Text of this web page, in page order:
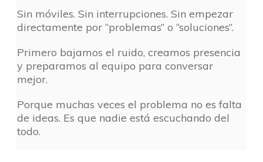
Sin móviles. Sin interrupciones. Sin empezar
directamente por “problemas” o “soluciones”.
Primero bajamos el ruido, creamos presencia
y preparamos al equipo para conversar
mejor.
Porque muchas veces el problema no es falta
de ideas. Es que nadie está escuchando del
todo.